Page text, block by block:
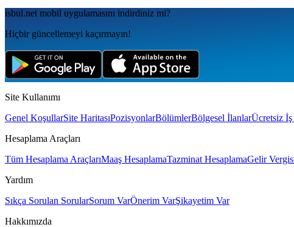
isbul.net mobil uygulamаsını indirdiniz mi?
Hiçbir güncellemeyi kaçırmayın!
Site Kullanımı
Genel KoşullarSite HaritasıPozisyonlarBölümlerBölgesel İlanlarÜcretsiz İş
Hesaplama Araçları
Tüm Hesaplama AraçlarıMaaş HesaplamaTazminat HesaplamaGelir
Yardım
Sıkça Sorulan SorularSorum VarÖnerim VarŞikayetim Var
Hakkımızda